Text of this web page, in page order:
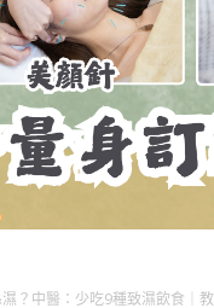
？中醫：少吃9種致濕飲食｜